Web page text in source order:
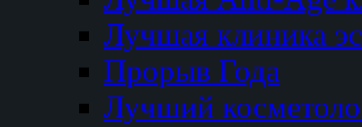
Лучшая клиника
Прорыв Года
Лучший